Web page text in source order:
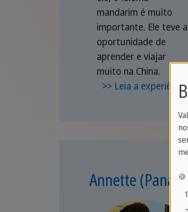
mandarim é muito
importante. Ele teve a
oportunidade de
aprender e viajar
muito na China.
>> Leia a experiência
Annette